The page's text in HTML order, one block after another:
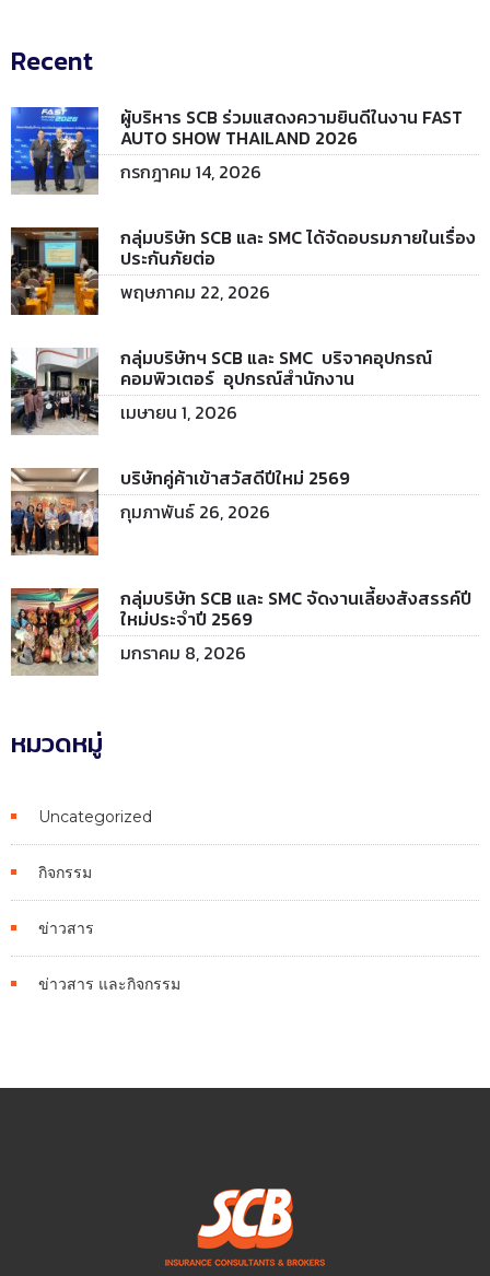
Recent
ผู้บริหาร SCB ร่วมแสดงความยินดีในงาน FAST
AUTO SHOW THAILAND 2026
กรกฎาคม 14, 2026
กลุ่มบริษัท SCB และ SMC ได้จัดอบรมภายในเรื่อง
ประกันภัยต่อ
พฤษภาคม 22, 2026
กลุ่มบริษัทฯ SCB และ SMC บริจาคอุปกรณ์
คอมพิวเตอร์ อุปกรณ์สำนักงาน
เมษายน 1, 2026
บริษัทคู่ค้าเข้าสวัสดีปีใหม่ 2569
กุมภาพันธ์ 26, 2026
กลุ่มบริษัท SCB และ SMC จัดงานเลี้ยงสังสรรค์ปี
ใหม่ประจำปี 2569
มกราคม 8, 2026
หมวดหมู่
Uncategorized
กิจกรรม
ข่าวสาร
ข่าวสาร และกิจกรรม